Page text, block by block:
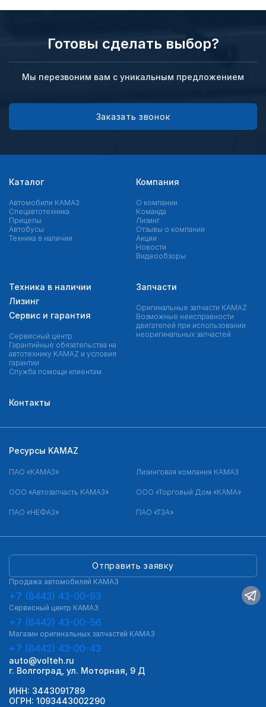
Готовы сделать выбор?
Мы перезвоним вам с уникальным предложением
Заказать звонок
Каталог
Автомобили КАМАЗ
Спецавтотехника
Прицепы
Автобусы
Техника в наличии
Компания
О компании
Команда
Лизинг
Отзывы о компании
Акции
Новости
Видеообзоры
Техника в наличии
Лизинг
Сервис и гарантия
Сервисный центр
Гарантийные обязательства на
автотехнику KAMAZ и условия
гарантии
Служба помощи клиентам
Запчасти
Оригинальные запчасти КAMAZ
Возможные неисправности
двигателей при использовании
неоригинальных запчастей
Контакты
Отправить заявку
Продажа автомобилей КАМАЗ
+7 (8443) 43-00-93
Сервисный центр КАМАЗ
+7 (8442) 43-00-56
Магазин оригинальных запчастей КАМАЗ
+7 (8442) 43-00-43
auto@volteh.ru
г. Волгоград, ул. Моторная, 9 Д
ИНН: 3443091789
ОГРН: 1093443002290
Ресурсы KAMAZ
ПАО «КАМАЗ» Лизинговая компания КАМАЗ
ООО «Автозапчасть КАМАЗ» ООО «Торговый Дом «КАМА»
ПАО «НЕФАЗ» ПАО «ТЗА»